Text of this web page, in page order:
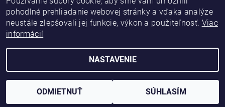
2026 © maver-fishing.sk, všetky práva vyhradené
pohodlné prehliadanie webovej stránky a vďaka analýze
neustále zlepšovali jej funkcie, výkon a použiteľnosť. Viac
informácií
NASTAVENIE
ODMIETNUŤ SÚHLASÍM